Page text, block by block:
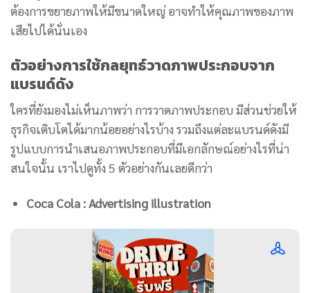
ต้องการขยายภาพให้มีขนาดใหญ่ อาจทำให้คุณภาพของภาพ
เสียไปได้นั่นเอง
ตัวอย่างการใช้กลยุทธ์วาดภาพประกอบจาก
แบรนด์ดัง
ใครที่ยังมองไม่เห็นภาพว่า การวาดภาพประกอบ มีส่วนช่วยให้
ธุรกิจเติบโตได้มากน้อยอย่างไรบ้าง รวมถึงแต่ละแบรนด์ดังมี
รูปแบบการนำเสนอภาพประกอบที่มีเอกลักษณ์อย่างไรที่น่า
สนใจนั้น เราไปดูทั้ง 5 ตัวอย่างกันเลยดีกว่า
Coca Cola : Advertising illustration